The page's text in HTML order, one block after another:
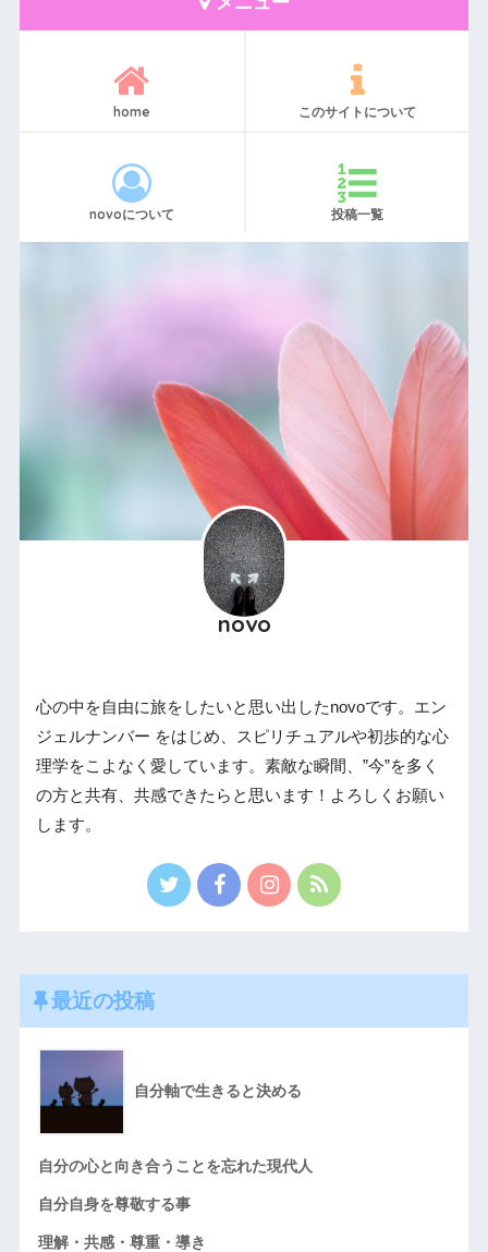
home このサイトについて
novoについて 投稿一覧
novo
心の中を自由に旅をしたいと思い出したnovoです。エン
ジェルナンバー をはじめ、スピリチュアルや初歩的な心
理学をこよなく愛しています。素敵な瞬間、”今”を多く
の方と共有、共感できたらと思います！よろしくお願い
します。
最近の投稿
自分軸で生きると決める
自分の心と向き合うことを忘れた現代人
自分自身を尊敬する事
理解・共感・尊重・導き